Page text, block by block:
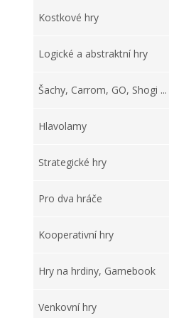
Kostkové hry
Logické a abstraktní hry
Šachy, Carrom, GO, Shogi ...
Hlavolamy
Strategické hry
Pro dva hráče
Kooperativní hry
Hry na hrdiny, Gamebook
Venkovní hry